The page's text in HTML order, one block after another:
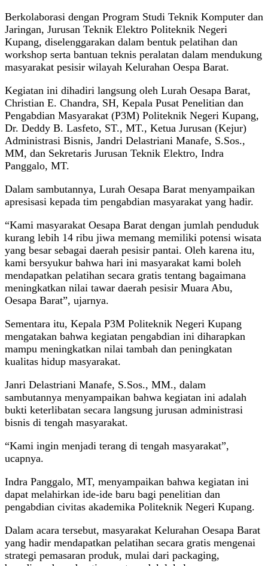
Berkolaborasi dengan Program Studi Teknik Komputer dan
Jaringan, Jurusan Teknik Elektro Politeknik Negeri
Kupang, diselenggarakan dalam bentuk pelatihan dan
workshop serta bantuan teknis peralatan dalam mendukung
masyarakat pesisir wilayah Kelurahan Oespa Barat.
Kegiatan ini dihadiri langsung oleh Lurah Oesapa Barat,
Christian E. Chandra, SH, Kepala Pusat Penelitian dan
Pengabdian Masyarakat (P3M) Politeknik Negeri Kupang,
Dr. Deddy B. Lasfeto, ST., MT., Ketua Jurusan (Kejur)
Administrasi Bisnis, Jandri Delastriani Manafe, S.Sos.,
MM, dan Sekretaris Jurusan Teknik Elektro, Indra
Panggalo, MT.
Dalam sambutannya, Lurah Oesapa Barat menyampaikan
apresisasi kepada tim pengabdian masyarakat yang hadir.
“Kami masyarakat Oesapa Barat dengan jumlah penduduk
kurang lebih 14 ribu jiwa memang memiliki potensi wisata
yang besar sebagai daerah pesisir pantai. Oleh karena itu,
kami bersyukur bahwa hari ini masyarakat kami boleh
mendapatkan pelatihan secara gratis tentang bagaimana
meningkatkan nilai tawar daerah pesisir Muara Abu,
Oesapa Barat”, ujarnya.
Sementara itu, Kepala P3M Politeknik Negeri Kupang
mengatakan bahwa kegiatan pengabdian ini diharapkan
mampu meningkatkan nilai tambah dan peningkatan
kualitas hidup masyarakat.
Janri Delastriani Manafe, S.Sos., MM., dalam
sambutannya menyampaikan bahwa kegiatan ini adalah
bukti keterlibatan secara langsung jurusan administrasi
bisnis di tengah masyarakat.
“Kami ingin menjadi terang di tengah masyarakat”,
ucapnya.
Indra Panggalo, MT, menyampaikan bahwa kegiatan ini
dapat melahirkan ide-ide baru bagi penelitian dan
pengabdian civitas akademika Politeknik Negeri Kupang.
Dalam acara tersebut, masyarakat Kelurahan Oesapa Barat
yang hadir mendapatkan pelatihan secara gratis mengenai
strategi pemasaran produk, mulai dari packaging,